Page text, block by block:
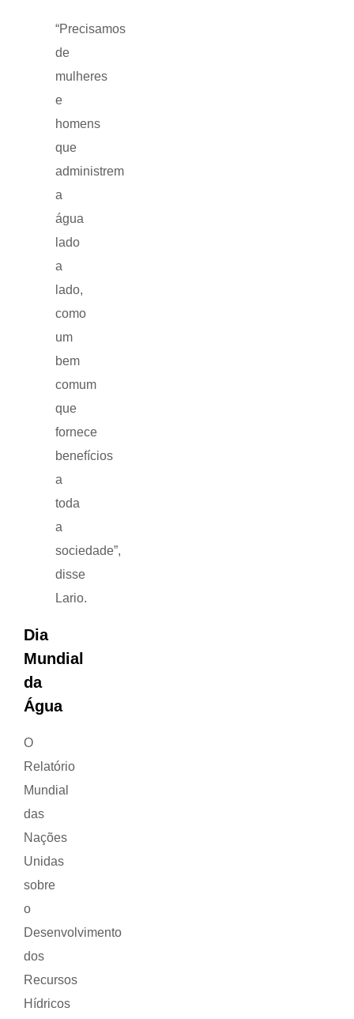
“Precisamos
de
mulheres
e
homens
que
administrem
a
água
lado
a
lado,
como
um
bem
comum
que
fornece
benefícios
a
toda
a
sociedade”,
disse
Lario.
Dia
Mundial
da
Água
O
Relatório
Mundial
das
Nações
Unidas
sobre
o
Desenvolvimento
dos
Recursos
Hídricos